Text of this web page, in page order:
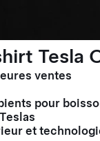
Tesla
ventes
pour
et